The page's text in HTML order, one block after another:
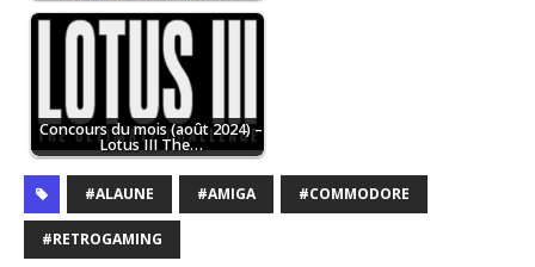
Concours du mois (août 2024) –
Lotus III The…
#ALAUNE #AMIGA #COMMODORE
#RETROGAMING